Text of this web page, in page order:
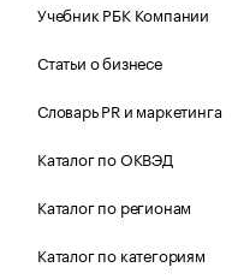
Учебник РБК Компании
Статьи о бизнесе
Словарь PR и маркетинга
Каталог по ОКВЭД
Каталог по регионам
Каталог по категориям